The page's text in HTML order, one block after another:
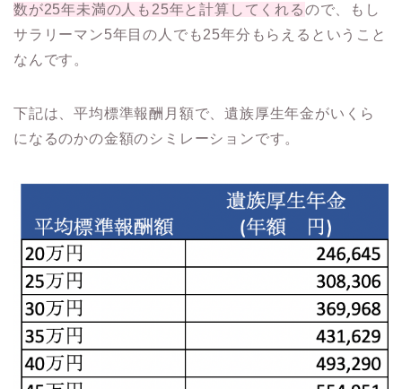
数が25年未満の人も25年と計算してくれるので、もし
サラリーマン5年目の人でも25年分もらえるということ
なんです。
下記は、平均標準報酬月額で、遺族厚生年金がいくら
になるのかの金額のシミレーションです。